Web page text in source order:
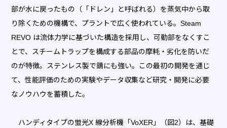
部が水に戻ったもの（「ドレン」と呼ばれる）を蒸気中から取
り除くための機構で、プラントで広く使われている。Steam
REVO は流体力学に基づいた構造を採用し、可動部をなくすこ
とで、スチームトラップを構成する部品の摩耗・劣化を防いだ
のが特徴。ステンレス製で錆にも強い。この最初の開発を通じ
て、性能評価のための実験やデータ収集など研究・開発に必要
なノウハウを蓄積した。
ハンディタイプの蛍光X 線分析機「VoXER」（図2）は、基礎